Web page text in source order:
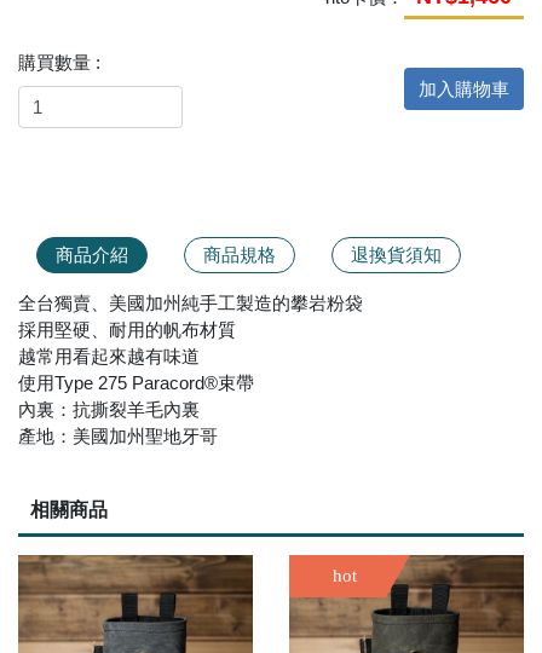
購買數量 :
加入購物車
商品介紹 商品規格 退換貨須知
全台獨賣、美國加州純手工製造的攀岩粉袋
採用堅硬、耐用的帆布材質
越常用看起來越有味道
使用Type 275 Paracord®束帶
內裏：抗撕裂羊毛內裏
產地：美國加州聖地牙哥
相關商品
hot